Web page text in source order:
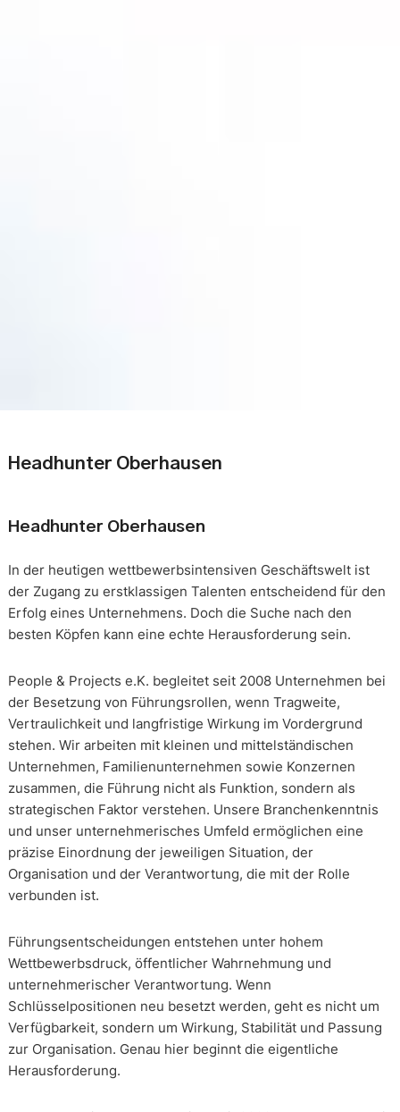
Headhunter Oberhausen
Headhunter Oberhausen
In der heutigen wettbewerbsintensiven Geschäftswelt ist
der Zugang zu erstklassigen Talenten entscheidend für den
Erfolg eines Unternehmens. Doch die Suche nach den
besten Köpfen kann eine echte Herausforderung sein.
People & Projects e.K. begleitet seit 2008 Unternehmen bei
der Besetzung von Führungsrollen, wenn Tragweite,
Vertraulichkeit und langfristige Wirkung im Vordergrund
stehen. Wir arbeiten mit kleinen und mittelständischen
Unternehmen, Familienunternehmen sowie Konzernen
zusammen, die Führung nicht als Funktion, sondern als
strategischen Faktor verstehen. Unsere Branchenkenntnis
und unser unternehmerisches Umfeld ermöglichen eine
präzise Einordnung der jeweiligen Situation, der
Organisation und der Verantwortung, die mit der Rolle
verbunden ist.
Führungsentscheidungen entstehen unter hohem
Wettbewerbsdruck, öffentlicher Wahrnehmung und
unternehmerischer Verantwortung. Wenn
Schlüsselpositionen neu besetzt werden, geht es nicht um
Verfügbarkeit, sondern um Wirkung, Stabilität und Passung
zur Organisation. Genau hier beginnt die eigentliche
Herausforderung.